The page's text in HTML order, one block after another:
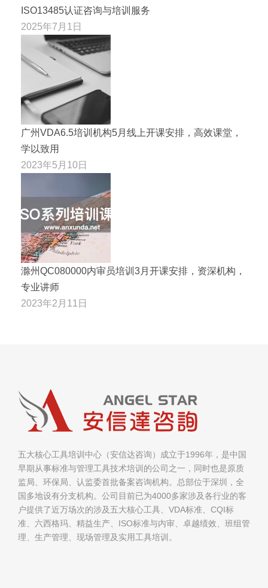
ISO13485认证咨询与培训服务
2025年7月1日
广州VDA6.5培训机构5月线上开课安排，高效课堂，
学以致用
2023年5月10日
滁州QC080000内审员培训3月开课安排，资深机构，
专业讲师
2023年2月11日
五大核心工具培训中心（安信达咨询）成立于1996年，是中国
早期从事标准与管理工具技术培训的公司之一，同时也是原质
监局、环保局、认监委首批备案咨询机构。总部位于深圳，全
国多地设有分支机构。公司目前已为4000多家涉及各行业的客
户提供了近万场次的涉及五大核心工具、VDA标准、CQI标
准、六西格玛、精益生产、ISO标准与内审、卓越绩效、班组管
理、生产管理、现场管理及实用工具培训。